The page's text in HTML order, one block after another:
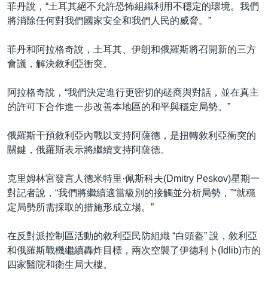
菲丹說，“土耳其絕不允許恐怖組織利用不穩定的環境。我們
將消除任何對我們國家安全和我們人民的威脅。”
菲丹和阿拉格奇說，土耳其、伊朗和俄羅斯將召開新的三方
會議，解決敘利亞衝突。
阿拉格奇說，“我們決定進行更密切的磋商與對話，並在真主
的許可下合作進一步改善本地區的和平與穩定局勢。”
俄羅斯干預敘利亞內戰以支持阿薩德，是扭轉敘利亞衝突的
關鍵，俄羅斯表示將繼續支持阿薩德。
克里姆林宮發言人德米特里·佩斯科夫(Dmitry Peskov)星期一
對記者說，“我們將繼續適當級別的接觸並分析局勢，”“就穩
定局勢所需採取的措施形成立場。”
在反對派控制區活動的敘利亞民防組織 “白頭盔” 說，敘利亞
和俄羅斯戰機繼續轟炸目標，兩次空襲了伊德利卜(Idlib)市的
四家醫院和衛生局大樓。